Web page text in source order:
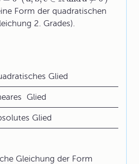
Form der quadratischen
2. Grades).
Glied
Glied
Glied
Gleichung der Form